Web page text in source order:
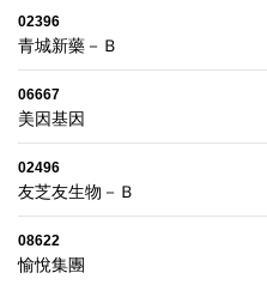
02396
青城新藥－Ｂ
06667
美因基因
02496
友芝友生物－Ｂ
08622
愉悅集團